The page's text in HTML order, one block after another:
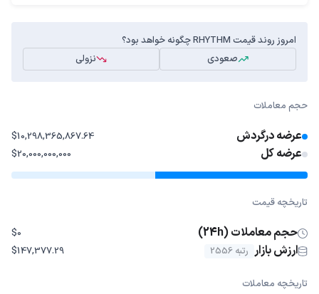
امروز روند قیمت RHYTHM چگونه خواهد بود؟
صعودی
نزولی
حجم معاملات
عرضه درگردش $10,298,365,867.64
عرضه کل $20,000,000,000
تاریخچه قیمت
حجم معاملات (24h) $0
ارزش بازار رتبه 2556 $147,377.29
تاریخچه معاملات